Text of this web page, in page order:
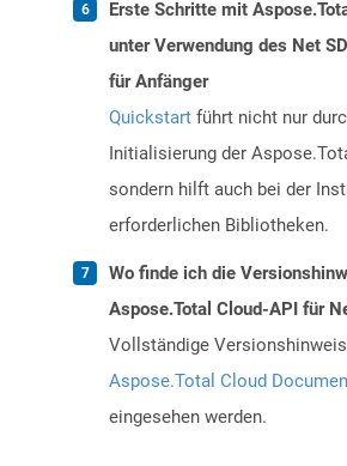
Erste Schritte mit
unter Verwendung des Net
für Anfänger
Quickstart führt nicht nur
Initialisierung der
sondern hilft auch bei der
erforderlichen Bibliotheken.
Wo finde ich die
Aspose.Total Cloud-API für
Vollständige
Aspose.Total Cloud
eingesehen werden.